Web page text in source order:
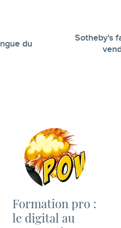
du
Sotheby's
Formation pro :
le digital au